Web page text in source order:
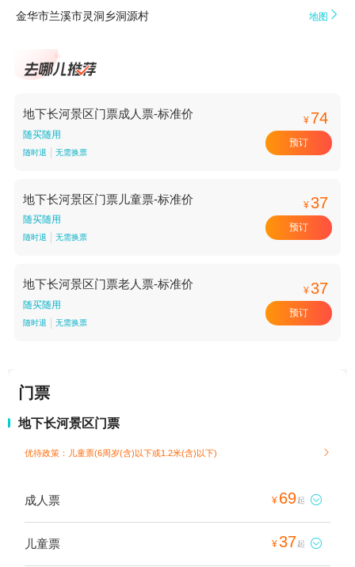
金华市兰溪市灵洞乡洞源村 地图 
地下长河景区门票成人票-标准价
随买随用
随时退 无需换票
¥ 74
预订
地下长河景区门票儿童票-标准价
随买随用
随时退 无需换票
¥37
预订
地下长河景区门票老人票-标准价
随买随用
随时退 无需换票
¥37
预订
门票
地下长河景区门票
优待政策：儿童票(6周岁(含)以下或1.2米(含)以下) 
成人票 ¥ 69起 
儿童票 ¥37起 